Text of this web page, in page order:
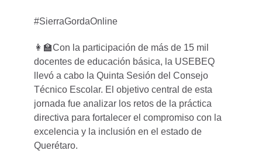
#SierraGordaOnline
👩‍🏫Con la participación de más de 15 mil
docentes de educación básica, la USEBEQ
llevó a cabo la Quinta Sesión del Consejo
Técnico Escolar. El objetivo central de esta
jornada fue analizar los retos de la práctica
directiva para fortalecer el compromiso con la
excelencia y la inclusión en el estado de
Querétaro.